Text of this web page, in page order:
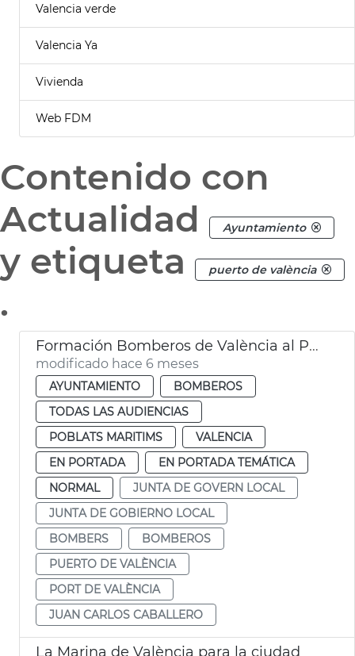
Valencia verde
Valencia Ya
Vivienda
Web FDM
Contenido con
Actualidad
Ayuntamiento
y etiqueta puerto de valència
.
Formación Bomberos de València al Puerto
modificado hace 6 meses
AYUNTAMIENTO
BOMBEROS
TODAS LAS AUDIENCIAS
POBLATS MARITIMS
VALENCIA
EN PORTADA
EN PORTADA TEMÁTICA
NORMAL
JUNTA DE GOVERN LOCAL
JUNTA DE GOBIERNO LOCAL
BOMBERS
BOMBEROS
PUERTO DE VALÈNCIA
PORT DE VALÈNCIA
JUAN CARLOS CABALLERO
La Marina de València para la ciudad